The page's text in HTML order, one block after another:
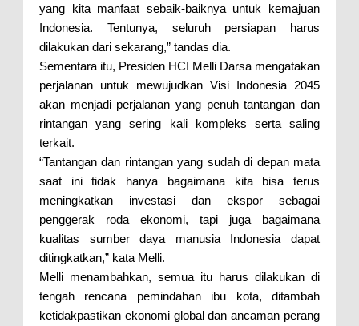
yang kita manfaat sebaik-baiknya untuk kemajuan
Indonesia. Tentunya, seluruh persiapan harus
dilakukan dari sekarang,” tandas dia.
Sementara itu, Presiden HCI Melli Darsa mengatakan
perjalanan untuk mewujudkan Visi Indonesia 2045
akan menjadi perjalanan yang penuh tantangan dan
rintangan yang sering kali kompleks serta saling
terkait.
“Tantangan dan rintangan yang sudah di depan mata
saat ini tidak hanya bagaimana kita bisa terus
meningkatkan investasi dan ekspor sebagai
penggerak roda ekonomi, tapi juga bagaimana
kualitas sumber daya manusia Indonesia dapat
ditingkatkan,” kata Melli.
Melli menambahkan, semua itu harus dilakukan di
tengah rencana pemindahan ibu kota, ditambah
ketidakpastikan ekonomi global dan ancaman perang